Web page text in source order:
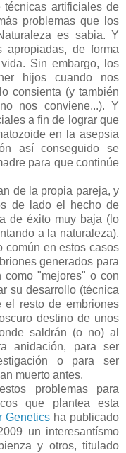
artificiales de
problemas que los
es sabia. Y
de forma
Sin embargo, los
hijos cuando nos
consienta (y también
nos conviene...). Y
a fin de lograr que
en la asepsia
así conseguido se
para que continúe
de la propia pareja, y
de lado el hecho de
de éxito muy baja (lo
a la naturaleza).
común en estos casos
generados para
"mejores" o con
su desarrollo (técnica
el resto de embriones
destino de unos
saldrán (o no) al
anidación, para ser
o para ser
muerto antes.
problemas para
que plantea esta
Genetics ha publicado
un interesantísmo
y otros, titulado